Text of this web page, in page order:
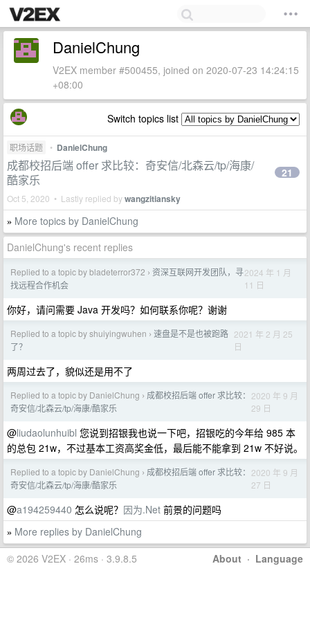
DanielChung
V2EX member #500455, joined on 2020-07-23 14:24:15
+08:00
Switch topics list
职场话题 • DanielChung
成都校招后端 offer 求比较：奇安信/北森云/tp/海康/
酷家乐
Oct 5, 2020 • Lastly replied bywangzitiansky
21
» More topics by DanielChung
DanielChung's recent replies
Replied to a topic by bladeterror372 › 资深互联网开发团队，寻
找远程合作机会
2024 年 1 月
11 日
你好，请问需要 Java 开发吗？如何联系你呢？谢谢
Replied to a topic by shuiyingwuhen › 速盘是不是也被跑路
了？
2021 年 2 月 25
日
两周过去了，貌似还是用不了
Replied to a topic by DanielChung › 成都校招后端 offer 求比较：
奇安信/北森云/tp/海康/酷家乐
2020 年 9 月
29 日
@liudaolunhuibl 您说到招银我也说一下吧，招银吃的今年给 985 本
的总包 21w，不过基本工资高奖金低，最后能不能拿到 21w 不好说。
Replied to a topic by DanielChung › 成都校招后端 offer 求比较：
奇安信/北森云/tp/海康/酷家乐
2020 年 9 月
27 日
@a194259440 怎么说呢？ 因为.Net 前景的问题吗
» More replies by DanielChung
About · Language
© 2026 V2EX · 26ms · 3.9.8.5